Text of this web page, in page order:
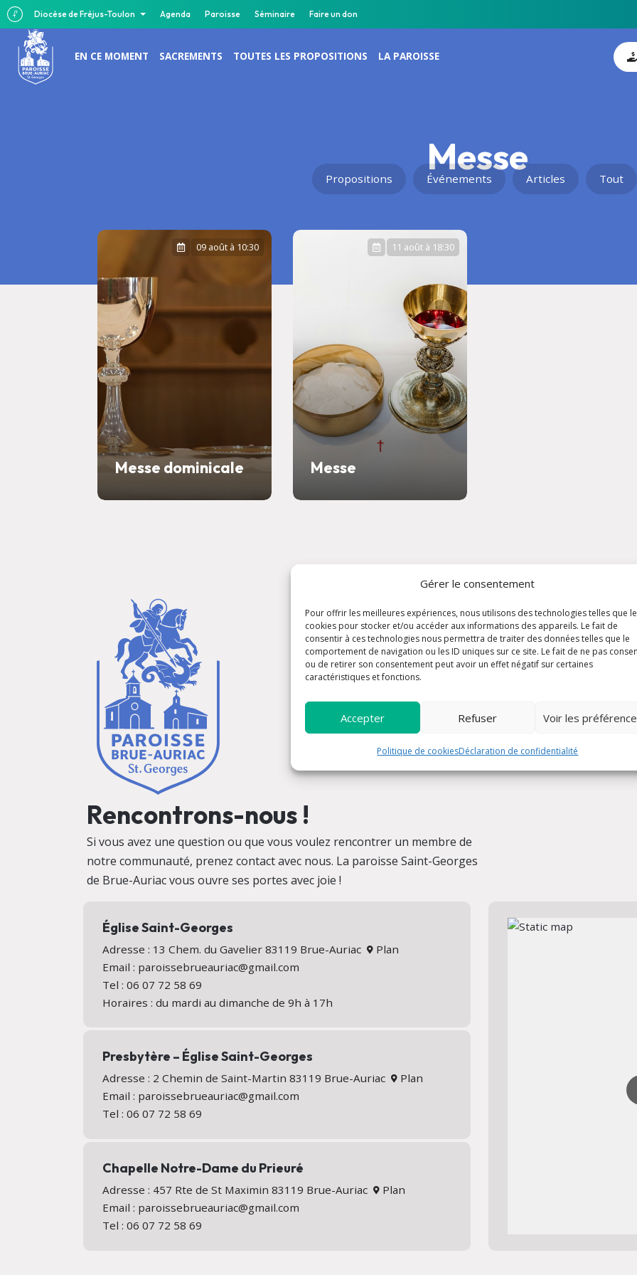
Gérer le consentement
Pour offrir les meilleures expériences, nous utilisons des technologies telles que
cookies pour stocker et/ou accéder aux informations des appareils. Le fait de
consentir à ces technologies nous permettra de traiter des données telles que le
comportement de navigation ou les ID uniques sur ce site. Le fait de ne pas
ou de retirer son consentement peut avoir un effet négatif sur certaines
caractéristiques et fonctions.
Accepter Refuser Voir les
Politique de cookiesDéclaration de confidentialité
Diocèse de Fréjus-Toulon Agenda Paroisse Séminaire Faire un don
EN CE MOMENT SACREMENTS TOUTES LES PROPOSITIONS LA PAROISSE
Messe
Propositions Événements Articles Tout
Messe dominicale
09 août à 10:30
Messe
11 août à 18:30
Rencontrons-nous !
Si vous avez une question ou que vous voulez rencontrer un membre de
notre communauté, prenez contact avec nous. La paroisse Saint-Georges
de Brue-Auriac vous ouvre ses portes avec joie !
Église Saint-Georges
Adresse : 13 Chem. du Gavelier 83119 Brue-Auriac
Plan
Email : paroissebrueauriac@gmail.com
Tel : 06 07 72 58 69
Horaires : du mardi au dimanche de 9h à 17h
Presbytère – Église Saint-Georges
Adresse : 2 Chemin de Saint-Martin 83119 Brue-Auriac
Plan
Email : paroissebrueauriac@gmail.com
Tel : 06 07 72 58 69
Chapelle Notre-Dame du Prieuré
Adresse : 457 Rte de St Maximin 83119 Brue-Auriac
Plan
Email : paroissebrueauriac@gmail.com
Tel : 06 07 72 58 69